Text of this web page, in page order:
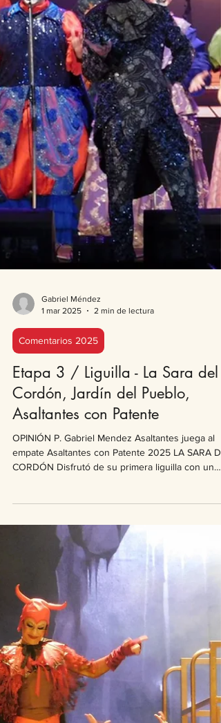
Gabriel Méndez
1 mar 2025
2 min de lectura
Etapa 3 / Liguilla - La Sara del
Cordón, Jardín del Pueblo,
Asaltantes con Patente
OPINIÓN P. Gabriel Mendez Asaltantes juega al
empate Asaltantes con Patente 2025 LA SARA
CORDÓN Disfrutó de su primera liguilla con un
espectáculo que reivindicó el legado de sus
predecesoras en esta categoría. La Comparsa de
los Pintos volvió a pisar las tablas del "Collazo"
tercera vez dando un show candombero de alto
nivel que le permite dejar en alto la vigencia de
uno de los toques madre. Un conjunto que tiene
rubros bien cuidados y actuaciones individuales
al